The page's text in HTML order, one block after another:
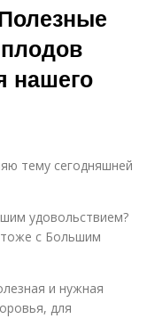
нашего
тему сегодняшней
удовольствием?
с Большим
и нужная
для